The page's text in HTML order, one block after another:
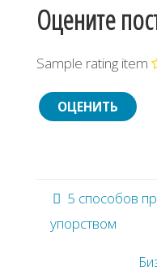
Оцените
Sample rating item
5 способов
упорством